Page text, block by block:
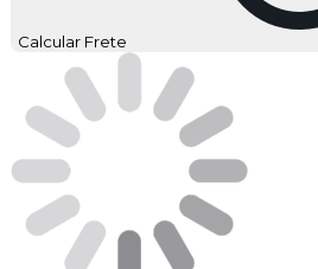
Calcular Frete